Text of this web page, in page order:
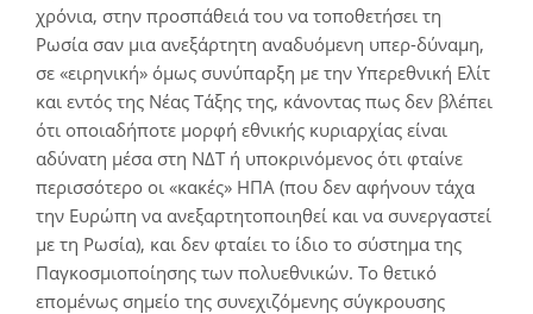
χρόνια, στην προσπάθειά του να τοποθετήσει τη
Ρωσία σαν μια ανεξάρτητη αναδυόμενη υπερ-δύναμη,
σε «ειρηνική» όμως συνύπαρξη με την Υπερεθνική Ελίτ
και εντός της Νέας Τάξης της, κάνοντας πως δεν βλέπει
ότι οποιαδήποτε μορφή εθνικής κυριαρχίας είναι
αδύνατη μέσα στη ΝΔΤ ή υποκρινόμενος ότι φταίνε
περισσότερο οι «κακές» ΗΠΑ (που δεν αφήνουν τάχα
την Ευρώπη να ανεξαρτητοποιηθεί και να συνεργαστεί
με τη Ρωσία), και δεν φταίει το ίδιο το σύστημα της
Παγκοσμιοποίησης των πολυεθνικών. Το θετικό
επομένως σημείο της συνεχιζόμενης σύγκρουσης